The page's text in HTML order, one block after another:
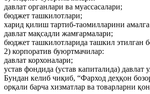
давлат органлари ва муассасалари;
бюджет ташкилотлари;
харид қилиш тартиб-таомилларини
давлат мақсадли жамғармалари;
бюджет ташкилотларида ташкил этилган
2) корпоратив буюртмачилар:
давлат корхоналари;
устав фондида (устав капиталида)
Бундан келиб чиқиб, “Фарход деҳқон
орқали барча хизматлар ва товарларни